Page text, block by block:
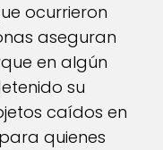
ocurrieron
aseguran
en algún
su
caídos en
quienes